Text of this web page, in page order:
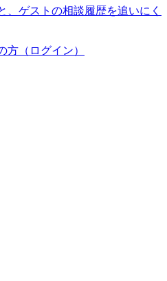
、ゲストの相談履歴を追いにく
方（ログイン）